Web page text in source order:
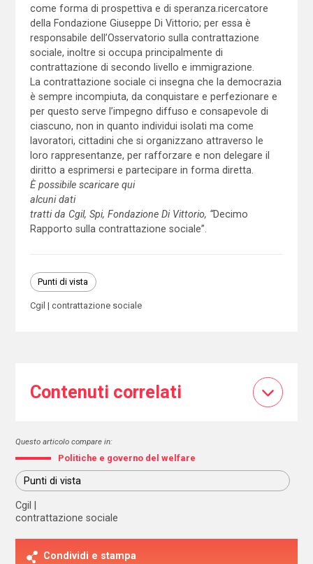
come forma di prospettiva e di speranza.ricercatore
della Fondazione Giuseppe Di Vittorio; per essa è
responsabile dell’Osservatorio sulla contrattazione
sociale, inoltre si occupa principalmente di
contrattazione di secondo livello e immigrazione.
La contrattazione sociale ci insegna che la democrazia
è sempre incompiuta, da conquistare e perfezionare e
per questo serve l’impegno diffuso e consapevole di
ciascuno, non in quanto individui isolati ma come
lavoratori, cittadini che si organizzano attraverso le
loro rappresentanze, per rafforzare e non delegare il
diritto a esprimersi e partecipare in forma diretta.
È possibile scaricare qui
alcuni dati
tratti da Cgil, Spi, Fondazione Di Vittorio, “Decimo
Rapporto sulla contrattazione sociale”.
Punti di vista
Cgil contrattazione sociale
Contenuti correlati
Questo articolo compare in:
Politiche e governo del welfare
Punti di vista
Cgil
contrattazione sociale
Condividi e stampa